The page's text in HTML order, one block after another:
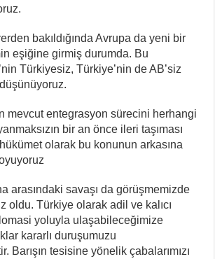
bakıldığında Avrupa da yeni bir
eşiğine girmiş durumda. Bu
Türkiyesiz, Türkiye’nin de AB’siz
mevcut entegrasyon sürecini herhangi
bir an önce ileri taşıması
olarak bu konunun arkasına
arasındaki savaşı da görüşmemizde
oldu. Türkiye olarak adil ve kalıcı
yoluyla ulaşabileceğimize
kararlı duruşumuzu
Barışın tesisine yönelik çabalarımızı